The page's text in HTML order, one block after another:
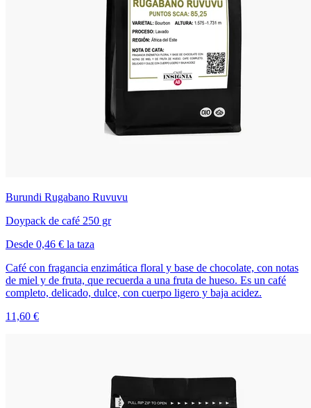
Burundi Rugabano Ruvuvu
Doypack de café 250 gr
Desde 0,46 € la taza
Café con fragancia enzimática floral y base de chocolate, con notas
de miel y de fruta, que recuerda a una fruta de hueso. Es un café
completo, delicado, dulce, con cuerpo ligero y baja acidez.
11,60 €